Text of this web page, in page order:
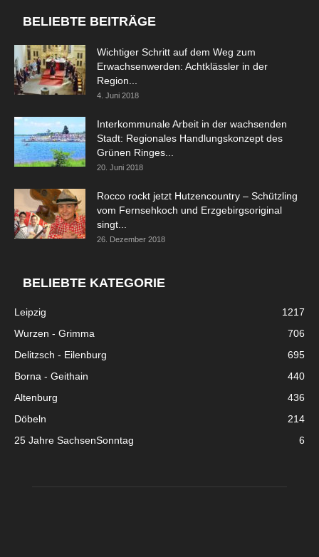
BELIEBTE BEITRÄGE
Wichtiger Schritt auf dem Weg zum
Erwachsenwerden: Achtklässler in der
Region...
4. Juni 2018
Interkommunale Arbeit in der wachsenden
Stadt: Regionales Handlungskonzept des
Grünen Ringes...
20. Juni 2018
Rocco rockt jetzt Hutzencountry – Schützling
vom Fernsehkoch und Erzgebirgsoriginal
singt...
26. Dezember 2018
BELIEBTE KATEGORIE
Leipzig
1217
Wurzen - Grimma
706
Delitzsch - Eilenburg
695
Borna - Geithain
440
Altenburg
436
Döbeln
214
25 Jahre SachsenSonntag
6